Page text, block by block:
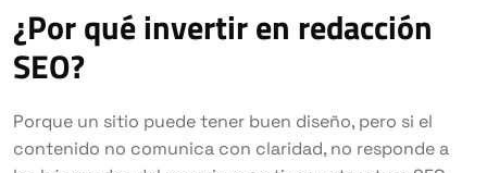
¿Por qué invertir en redacción
SEO?
Porque un sitio puede tener buen diseño, pero si el
contenido no comunica con claridad, no responde a